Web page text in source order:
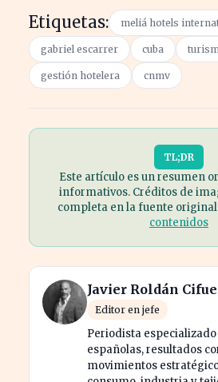
Etiquetas: meliá hotels
gabriel escarrer cuba
gestión hotelera cnmv
TL;DR
Este artículo es un resumen
informativos. Créditos de
completa en la fuente original.
contenidos
Javier Roldán
Editor en jefe
Periodista
españolas, resultados
movimientos